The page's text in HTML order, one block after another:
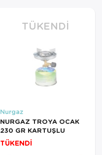
TÜKENDI
Nurgaz
NURGAZ TROYA OCAK
230 GR KARTUŞLU
TÜKENDİ